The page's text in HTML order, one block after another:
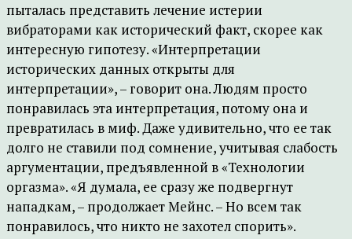
пыталась представить лечение истерии
вибраторами как исторический факт, скорее как
интересную гипотезу. «Интерпретации
исторических данных открыты для
интерпретации», – говорит она. Людям просто
понравилась эта интерпретация, потому она и
превратилась в миф. Даже удивительно, что ее так
долго не ставили под сомнение, учитывая слабость
аргументации, предъявленной в «Технологии
оргазма». «Я думала, ее сразу же подвергнут
нападкам, – продолжает Мейнс. – Но всем так
понравилось, что никто не захотел спорить».